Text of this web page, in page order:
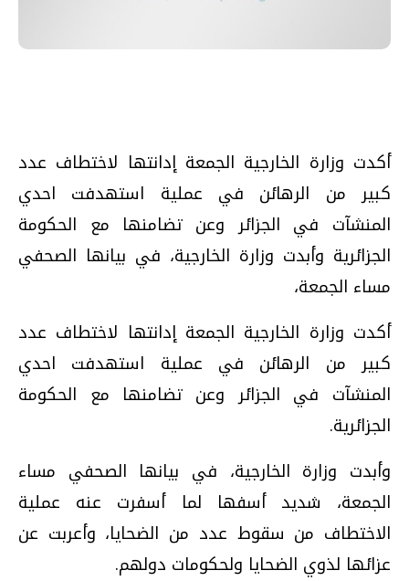
أكدت وزارة الخارجية الجمعة إدانتها لاختطاف عدد
كبير من الرهائن في عملية استهدفت احدي
المنشآت في الجزائر وعن تضامنها مع الحكومة
الجزائرية وأبدت وزارة الخارجية، في بيانها الصحفي
مساء الجمعة،
أكدت وزارة الخارجية الجمعة إدانتها لاختطاف عدد
كبير من الرهائن في عملية استهدفت احدي
المنشآت في الجزائر وعن تضامنها مع الحكومة
الجزائرية.
وأبدت وزارة الخارجية، في بيانها الصحفي مساء
الجمعة، شديد أسفها لما أسفرت عنه عملية
الاختطاف من سقوط عدد من الضحايا، وأعربت عن
عزائها لذوي الضحايا ولحكومات دولهم.